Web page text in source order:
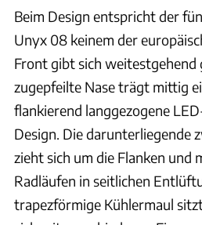
Beim Design entspricht der
Unyx 08 keinem der
Front gibt sich weitestgehend
zugepfeilte Nase trägt mittig
flankierend langgezogene
Design. Die darunterliegende
zieht sich um die Flanken und
Radläufen in seitlichen
trapezförmige Kühlermaul